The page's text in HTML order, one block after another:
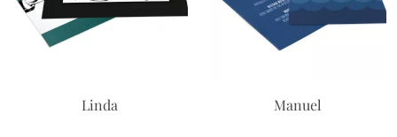
Linda Manuel